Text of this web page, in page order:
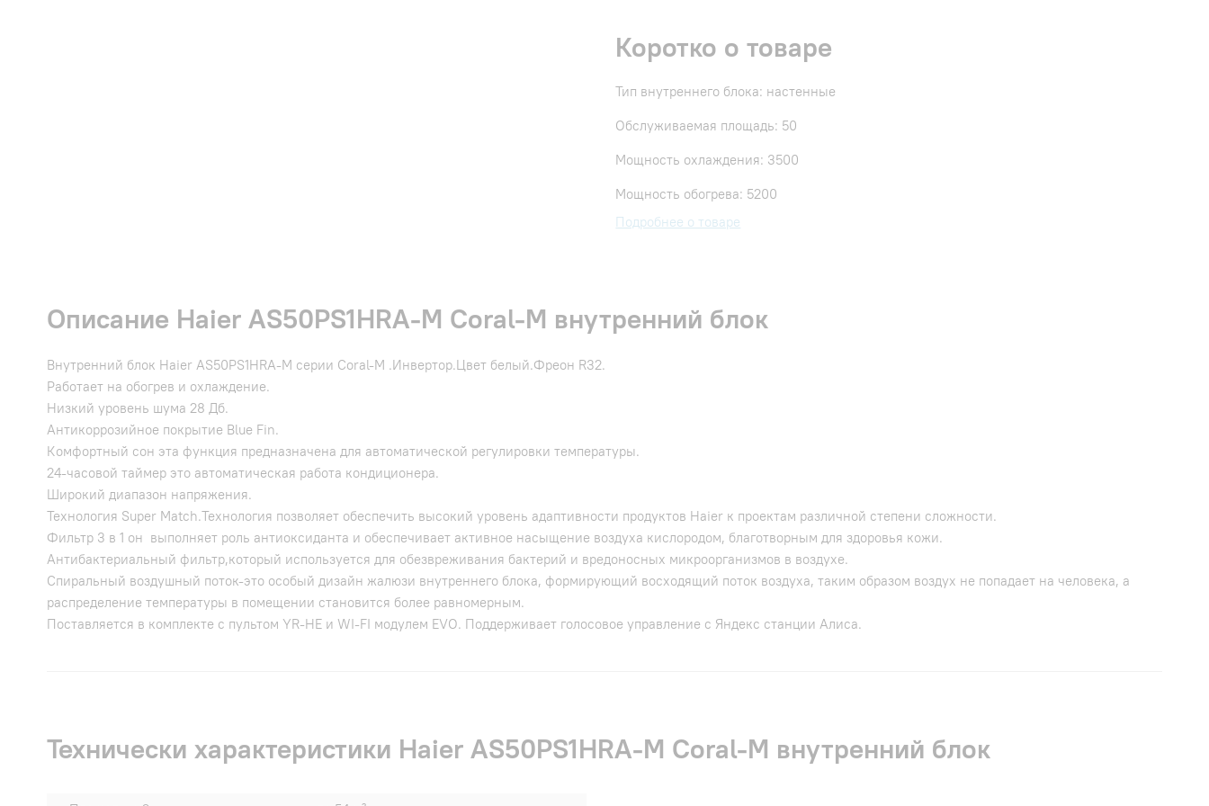
Коротко о товаре
Тип внутреннего блока: настенные
Обслуживаемая площадь: 50
Мощность охлаждения: 3500
Мощность обогрева: 5200
Подробнее о товаре
Описание Haier AS50PS1HRA-M Coral-M внутренний блок
Внутренний блок Haier AS50PS1HRA-M серии Coral-M .Инвертор.Цвет белый.Фреон R32.
Работает на обогрев и охлаждение.
Низкий уровень шума 28 Дб.
Антикоррозийное покрытие Blue Fin.
Комфортный сон эта функция предназначена для автоматической регулировки температуры.
24-часовой таймер это автоматическая работа кондиционера.
Широкий диапазон напряжения.
Технология Super Match.Технология позволяет обеспечить высокий уровень адаптивности продуктов Haier к проектам различной степени сложности.
Фильтр 3 в 1 он выполняет роль антиоксиданта и обеспечивает активное насыщение воздуха кислородом, благотворным для здоровья кожи.
Антибактериальный фильтр,который используется для обезвреживания бактерий и вредоносных микроорганизмов в воздухе.
Спиральный воздушный поток-это особый дизайн жалюзи внутреннего блока, формирующий восходящий поток воздуха, таким образом воздух не попадает на человека, а
распределение температуры в помещении становится более равномерным.
Поставляется в комплекте с пультом YR-HE и WI-FI модулем EVO. Поддерживает голосовое управление с Яндекс станции Алиса.
Технически характеристики Haier AS50PS1HRA-M Coral-M внутренний блок